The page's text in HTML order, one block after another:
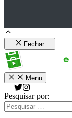
Fechar
Menu
Pesquisar por: